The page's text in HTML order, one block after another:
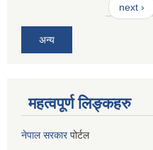
next ›
अन्य
महत्वपूर्ण लिङ्कहरु
नेपाल सरकारपोर्टल